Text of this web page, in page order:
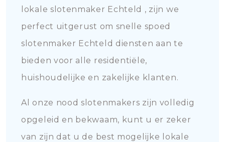
lokale slotenmaker Echteld , zijn we
perfect uitgerust om snelle spoed
slotenmaker Echteld diensten aan te
bieden voor alle residentiële,
huishoudelijke en zakelijke klanten.
Al onze nood slotenmakers zijn volledig
opgeleid en bekwaam, kunt u er zeker
van zijn dat u de best mogelijke lokale